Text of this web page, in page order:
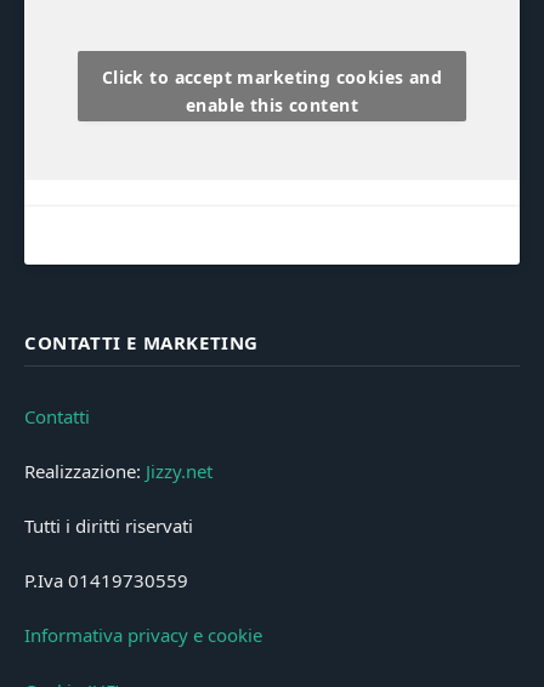
Click to accept marketing cookies and
enable this content
CONTATTI E MARKETING
Contatti
Realizzazione: Jizzy.net
Tutti i diritti riservati
P.Iva 01419730559
Informativa privacy e cookie